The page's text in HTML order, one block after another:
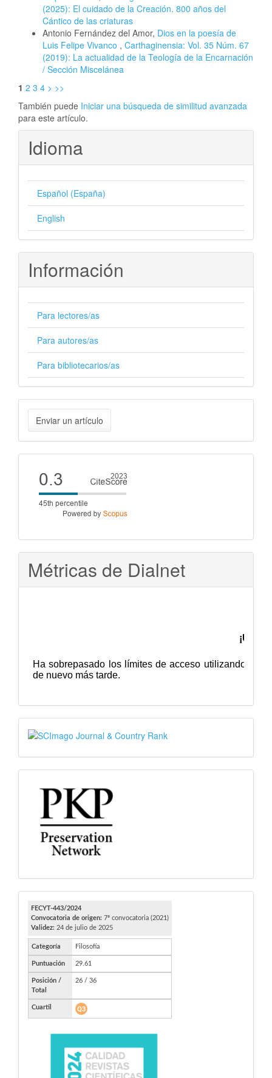
(2025): El cuidado de la Creación. 800 años del
Cántico de las criaturas
Antonio Fernández del Amor, Dios en la poesía de
Luis Felipe Vivanco , Carthaginensia: Vol. 35 Núm. 67
(2019): La actualidad de la Teología de la Encarnación
/ Sección Miscelánea
1 2 3 4 > >>
También puede Iniciar una búsqueda de similitud avanzada
para este artículo.
Idioma
Español (España)
English
Información
Para lectores/as
Para autores/as
Para bibliotecarios/as
Enviar
un
artículo
Enviar un artículo
Cite
score
Métricas de Dialnet
SJR
PKP
FECYT